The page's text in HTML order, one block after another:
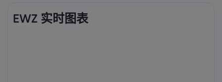
EWZ 实时图表